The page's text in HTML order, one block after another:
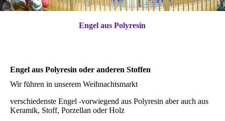
Engel aus Polyresin
Engel aus Polyresin oder anderen Stoffen
Wir führen in unserem Weihnachtsmarkt
verschiedenste Engel -vorwiegend aus Polyresin aber auch aus
Keramik, Stoff, Porzellan oder Holz